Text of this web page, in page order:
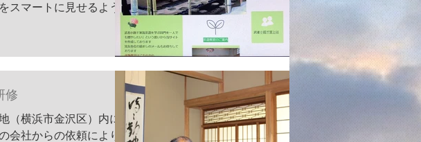
スマートに見せるよう
修
（横浜市金沢区）内にあ
会社からの依頼により